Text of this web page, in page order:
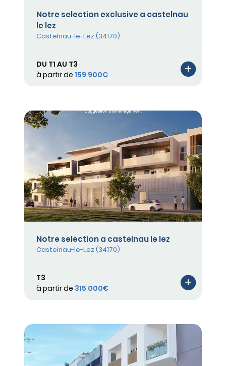
Notre selection exclusive a castelnau
le lez
Castelnau-le-Lez (34170)
DU T1 AU T3
à partir de 159 900€
Notre selection a castelnau le lez
Castelnau-le-Lez (34170)
T3
à partir de 315 000€